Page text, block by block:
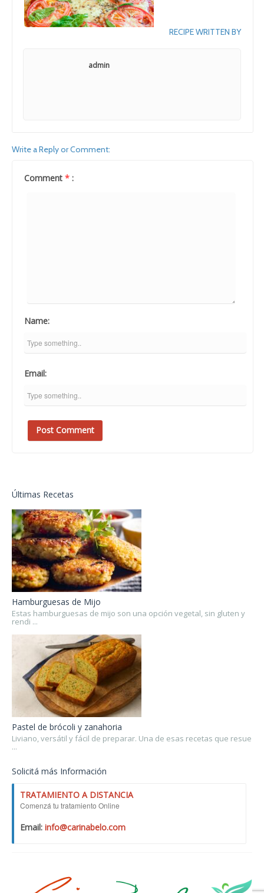
RECIPE WRITTEN BY
admin
Write a Reply or Comment:
Comment * :
Name:
Email:
Últimas Recetas
Hamburguesas de Mijo
Estas hamburguesas de mijo son una opción vegetal, sin gluten y
rendi ...
Pastel de brócoli y zanahoria
Liviano, versátil y fácil de preparar. Una de esas recetas que resue
...
Solicitá más Información
TRATAMIENTO A DISTANCIA
Comenzá tu tratamiento Online
Email: info@carinabelo.com